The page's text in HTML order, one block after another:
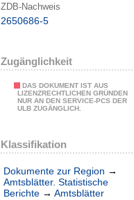
ZDB-Nachweis
2650686-5
Zugänglichkeit
DAS DOKUMENT IST AUS
LIZENZRECHTLICHEN GRÜNDEN
NUR AN DEN SERVICE-PCS DER
ULB ZUGÄNGLICH.
Klassifikation
Dokumente zur Region →
Amtsblätter. Statistische
Berichte → Amtsblätter